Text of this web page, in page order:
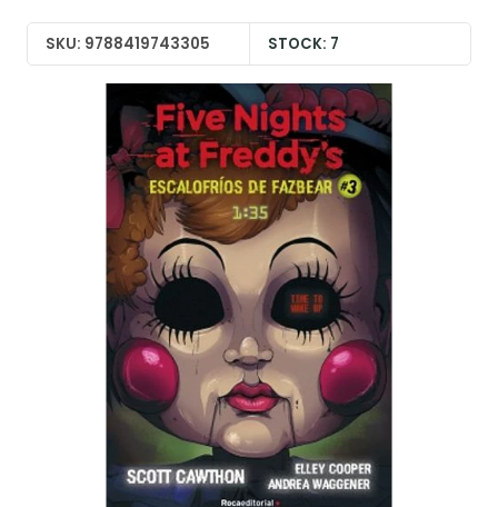
SKU: 9788419743305 STOCK: 7